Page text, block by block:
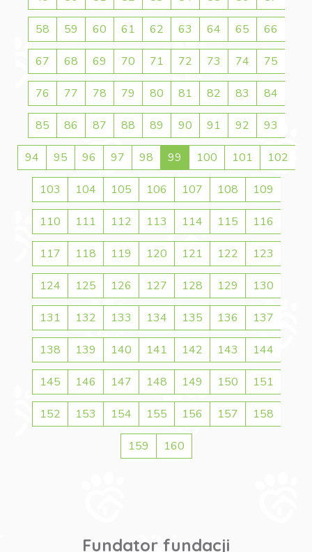
58 59 60 61 62 63 64 65 66
67 68 69 70 71 72 73 74 75
76 77 78 79 80 81 82 83 84
85 86 87 88 89 90 91 92 93
94 95 96 97 98 99 100 101 102
103 104 105 106 107 108 109
110 111 112 113 114 115 116
117 118 119 120 121 122 123
124 125 126 127 128 129 130
131 132 133 134 135 136 137
138 139 140 141 142 143 144
145 146 147 148 149 150 151
152 153 154 155 156 157 158
159 160
Fundator fundacji